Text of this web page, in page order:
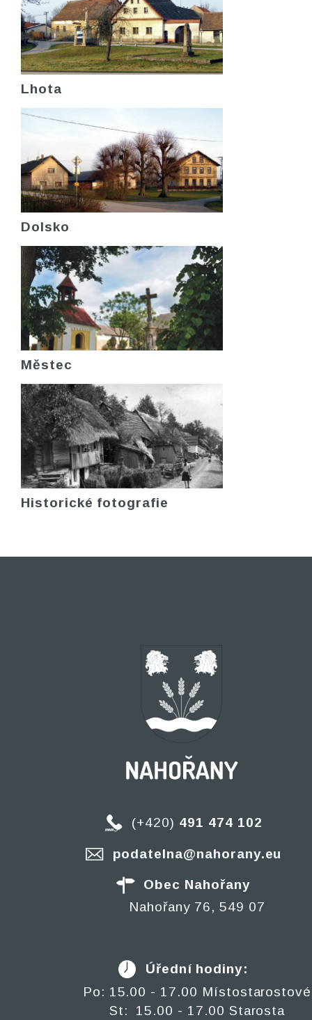
Lhota
Dolsko
Městec
Historické fotografie
(+420) 491 474 102
podatelna@nahorany.eu
Obec Nahořany
Nahořany 76, 549 07
Úřední hodiny:
Po: 15.00 - 17.00 Místostarostové
St: 15.00 - 17.00 Starosta